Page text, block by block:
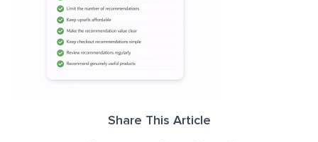
Share This Article